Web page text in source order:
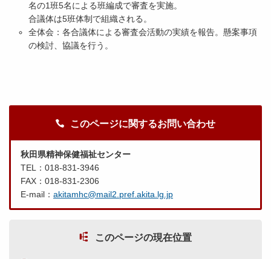
名の1班5名による班編成で審査を実施。
合議体は5班体制で組織される。
全体会：各合議体による審査会活動の実績を報告。懸案事項
の検討、協議を行う。
このページに関するお問い合わせ
秋田県精神保健福祉センター
TEL：018-831-3946
FAX：018-831-2306
E-mail： akitamhc@mail2.pref.akita.lg.jp
このページの現在位置